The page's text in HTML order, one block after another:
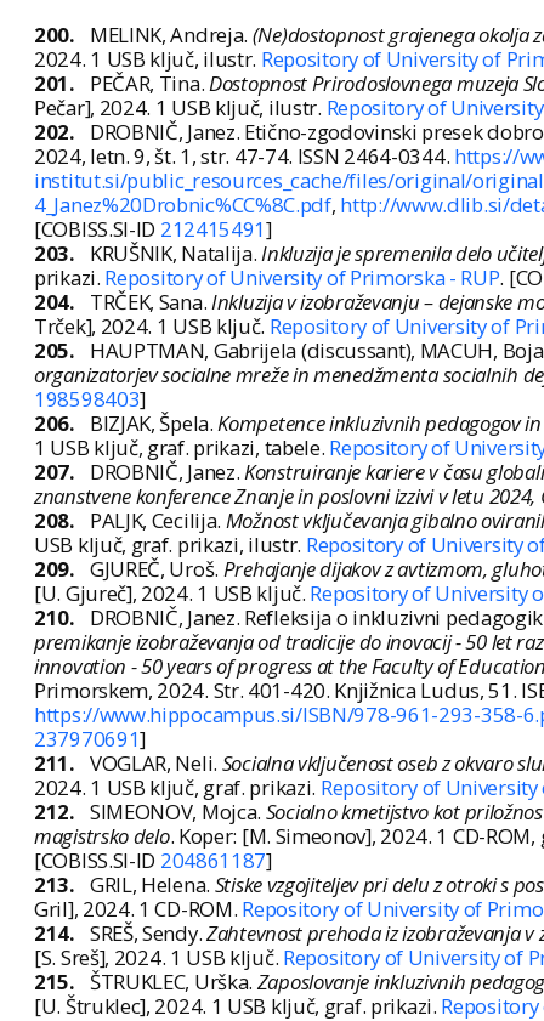
200.
MELINK, Andreja. (Ne)dostopnost grajenega okolja
2024. 1 USB ključ, ilustr. Repository of University of
201.
PEČAR, Tina.Dostopnost Prirodoslovnega muzeja
Pečar], 2024. 1 USB ključ, ilustr. Repository of
202.
DROBNIČ, Janez. Etično-zgodovinski presek
2024, letn. 9, št. 1, str. 47-74. ISSN 2464-0344. https://
institut.si/public_resources_cache/files/original/
4_Janez%20Drobnic%CC%8C.pdf, http://www.dlib.si/
[COBISS.SI-ID 212415491]
203.
KRUŠNIK, Natalija.Inkluzija je spremenila delo
prikazi. Repository of University of Primorska - RUP.
204.
TRČEK, Sana.Inkluzija v izobraževanju – dejanske
Trček], 2024. 1 USB ključ. Repository of University of
205.
HAUPTMAN, Gabrijela (discussant), MACUH,
organizatorjev socialne mreže in menedžmenta socialnih
198598403]
206.
BIZJAK, Špela.Kompetence inkluzivnih pedagogov
1 USB ključ, graf. prikazi, tabele. Repository of
207.
DROBNIČ, Janez.Konstruiranje kariere v času
znanstvene konference Znanje in poslovni izzivi v letu 2024,
208.
PALJK, Cecilija. Možnost vključevanja gibalno
USB ključ, graf. prikazi, ilustr. Repository of University
209. GJUREČ, Uroš. Prehajanje dijakov z avtizmom,
[U. Gjureč], 2024. 1 USB ključ. Repository of University
210.
DROBNIČ, Janez. Refleksija o inkluzivni
premikanje izobraževanja od tradicije do inovacij - 50 let
innovation - 50 years of progress at the Faculty of
Primorskem, 2024. Str. 401-420. Knjižnica Ludus, 51.
https://www.hippocampus.si/ISBN/978-961-293-358-
237970691]
211. VOGLAR, Neli. Socialna vključenost oseb z okvaro
2024. 1 USB ključ, graf. prikazi. Repository of
212. SIMEONOV, Mojca. Socialno kmetijstvo kot
magistrsko delo. Koper: [M. Simeonov], 2024. 1 CD-
[COBISS.SI-ID 204861187]
213. GRIL, Helena. Stiske vzgojiteljev pri delu z otroki s
Gril], 2024. 1 CD-ROM. Repository of University of
214. SREŠ, Sendy.Zahtevnost prehoda iz izobraževanja
[S. Sreš], 2024. 1 USB ključ. Repository of University of
215. ŠTRUKLEC, Urška. Zaposlovanje inkluzivnih
[U. Štruklec], 2024. 1 USB ključ, graf. prikazi.